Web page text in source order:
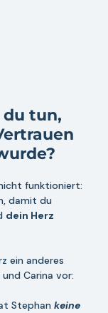
tun,
funktioniert:
damit du
dein Herz
ein anderes
Carina vor:
Stephan keine